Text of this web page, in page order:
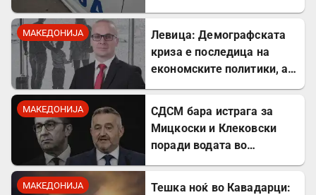
МАКЕДОНИЈА
Левица: Демографската
криза е последица на
економските политики, а
МАКЕДОНИЈА
СДСМ бара истрага за
Мицкоски и Клековски
поради водата во
МАКЕДОНИЈА
Тешка ноќ во Кавадарци: